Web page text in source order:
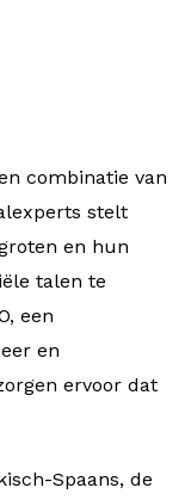
combinatie van
stelt
en hun
talen te
een
en
ervoor dat
Spaans, de